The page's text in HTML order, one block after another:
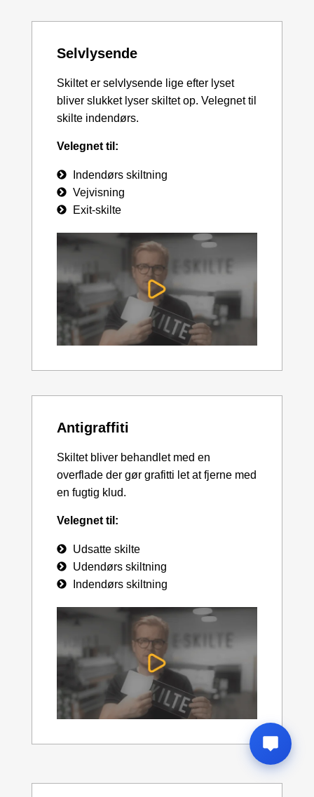
Selvlysende
Skiltet er selvlysende lige efter lyset
bliver slukket lyser skiltet op. Velegnet til
skilte indendørs.
Velegnet til:
Indendørs skiltning
Vejvisning
Exit-skilte
Antigraffiti
Skiltet bliver behandlet med en
overflade der gør grafitti let at fjerne med
en fugtig klud.
Velegnet til:
Udsatte skilte
Udendørs skiltning
Indendørs skiltning